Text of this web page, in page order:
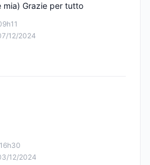
12/2024
mia) Grazie per tutto
12/2024